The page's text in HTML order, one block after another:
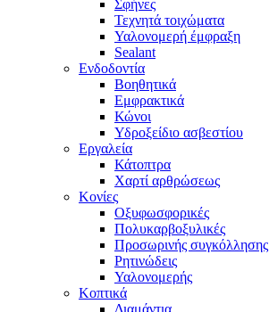
Σφήνες
Τεχνητά τοιχώματα
Υαλονομερή έμφραξη
Sealant
Ενδοδοντία
Βοηθητικά
Εμφρακτικά
Κώνοι
Υδροξείδιο ασβεστίου
Εργαλεία
Κάτοπτρα
Χαρτί αρθρώσεως
Κονίες
Οξυφωσφορικές
Πολυκαρβοξυλικές
Προσωρινής συγκόλλησης
Ρητινώδεις
Υαλονομερής
Κοπτικά